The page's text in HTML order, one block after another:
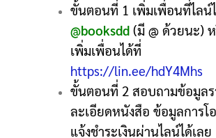
ขั้นตอนที่ 1 เพิ่มเพื่อนที่ไลน์
@booksdd (มี @ ด้วยนะ)
เพิ่มเพื่อนได้ที่
https://lin.ee/hdY4Mhs
ขั้นตอนที่ 2 สอบถามข้อมูลร
ละเอียดหนังสือ ข้อมูลการโ
แจ้งชำระเงินผ่านไลน์ได้เลย